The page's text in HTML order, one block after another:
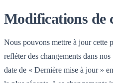
Modifications de
Nous pouvons mettre à jour cette
refléter des changements dans
date de « Dernière mise à jour »